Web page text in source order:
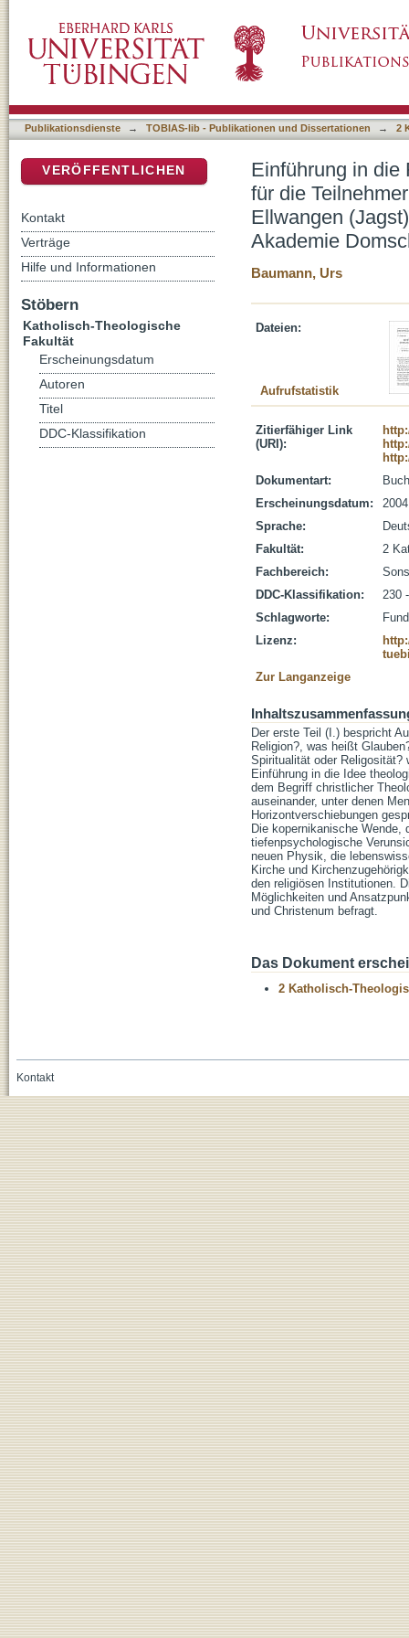
Studienwochenende vom 14./15. Februar
Fernkurs (katholische Akademie Domschule)
Publikationsdienste → TOBIAS-lib - Publikationen und Dissertationen → 2
Einführung in die
für die
Ellwangen
Akademie
Baumann, Urs
Dateien:
Aufrufstatistik
Zitierfähiger Link
(URI):
Dokumentart:
Buch
Erscheinungsdatum:
2004
Sprache:
Fakultät:
2
Fachbereich:
DDC-Klassifikation:
230
Schlagworte:
Lizenz:
Zur Langanzeige
Der erste Teil (I.) bespricht
Religion?, was heißt
Spiritualität oder
Einführung in die Idee
dem Begriff christlicher
auseinander, unter denen
Horizontverschiebungen
Die kopernikanische
tiefenpsychologische
neuen Physik, die
Kirche und
den religiösen Institutionen.
Möglichkeiten und
und Christenum befragt.
Das Dokument
2 Katholisch-
VERÖFFENTLICHEN
Kontakt
Verträge
Hilfe und Informationen
Stöbern
Katholisch-Theologische
Fakultät
Erscheinungsdatum
Autoren
Titel
DDC-Klassifikation
Kontakt